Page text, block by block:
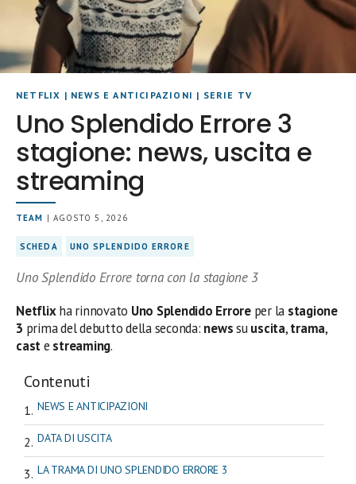
NETFLIX | NEWS E ANTICIPAZIONI | SERIE TV
Uno Splendido Errore 3
stagione: news, uscita e
streaming
TEAM | AGOSTO 5, 2026
SCHEDA UNO SPLENDIDO ERRORE
Uno Splendido Errore torna con la stagione 3
Netflixha rinnovato Uno Splendido Erroreper la stagione
3 prima del debutto della seconda: newssuuscita,trama,
caste streaming.
Contenuti
NEWS E ANTICIPAZIONI
DATA DI USCITA
LA TRAMA DI UNO SPLENDIDO ERRORE 3